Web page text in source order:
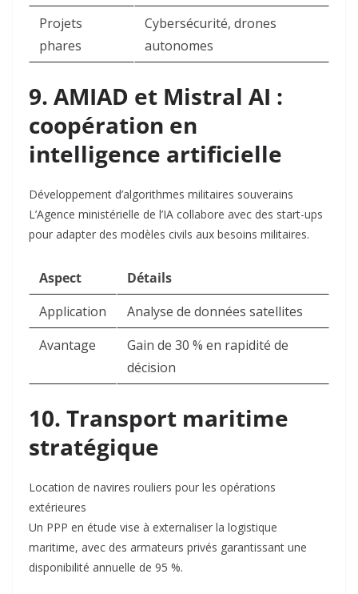
Projets
phares
Cybersécurité, drones
autonomes
9. AMIAD et Mistral AI :
coopération en
intelligence artificielle
Développement d’algorithmes militaires souverains
L’Agence ministérielle de l’IA collabore avec des start-ups
pour adapter des modèles civils aux besoins militaires.
Aspect
Détails
Application
Analyse de données satellites
Avantage
Gain de 30 % en rapidité de
décision
10. Transport maritime
stratégique
Location de navires rouliers pour les opérations
extérieures
Un PPP en étude vise à externaliser la logistique
maritime, avec des armateurs privés garantissant une
disponibilité annuelle de 95 %.